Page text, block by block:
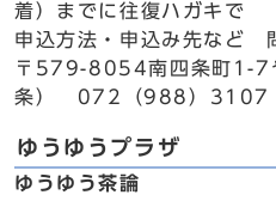
着）までに往復ハガキで
申込方法・申込み先など
〒579-8054南四条町1-7
条） 072（988）3107（
ゆうゆうプラザ
ゆうゆう茶論